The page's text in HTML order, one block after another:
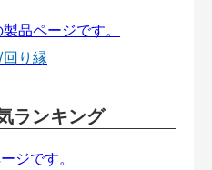
り縁
ランキング